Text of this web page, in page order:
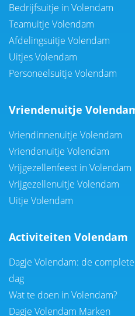
Bedrijfsuitje in Volendam
Teamuitje Volendam
Afdelingsuitje Volendam
Uitjes Volendam
Personeelsuitje Volendam
Vriendenuitje
Vriendinnenuitje Volendam
Vriendenuitje Volendam
Vrijgezellenfeest in Volendam
Vrijgezellenuitje Volendam
Uitje Volendam
Activiteiten Volendam
Dagje Volendam: de
dag
Wat te doen in Volendam?
Dagje Volendam Marken